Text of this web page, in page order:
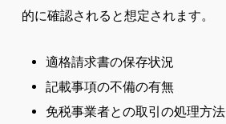
的に確認されると想定されます。
適格請求書の保存状況
記載事項の不備の有無
免税事業者との取引の処理方法